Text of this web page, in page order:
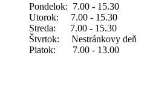
Pondelok: 7.00 - 15.30
Utorok: 7.00 - 15.30
Streda: 7.00 - 15.30
Štvrtok: Nestránkovy deň
Piatok: 7.00 - 13.00